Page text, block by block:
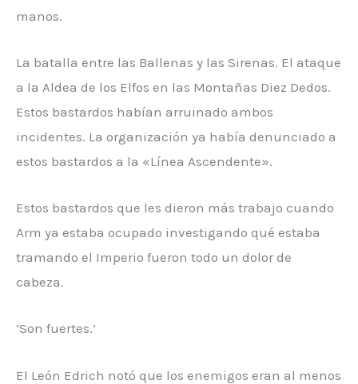
manos.
La batalla entre las Ballenas y las Sirenas. El ataque
a la Aldea de los Elfos en las Montañas Diez Dedos.
Estos bastardos habían arruinado ambos
incidentes. La organización ya había denunciado a
estos bastardos a la «Línea Ascendente».
Estos bastardos que les dieron más trabajo cuando
Arm ya estaba ocupado investigando qué estaba
tramando el Imperio fueron todo un dolor de
cabeza.
‘Son fuertes.’
El León Edrich notó que los enemigos eran al menos